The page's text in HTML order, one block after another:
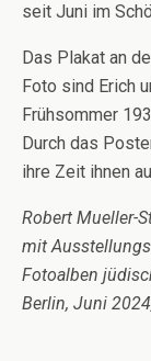
seit Juni im
Das Plakat an
Foto sind Erich
Frühsommer
Durch das
ihre Zeit ihnen
Robert Mueller-
mit
Fotoalben
Berlin, Juni